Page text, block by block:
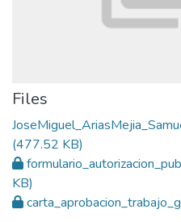
Files
(477.52 KB)
KB)